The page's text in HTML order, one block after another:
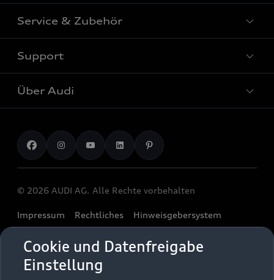
Cookie und Datenfreigabe
Einstellung
Modelle vergleichen
Elektromodelle
Plug-in-Hybride
Neuwagensuche
Gebrauchtwagensuche
Gebrauchtwagen
Geschäftskunden
Service & Zubehör
Saisonale Angebote
Audi Services
Garantie
Audi digital services
myAudi
Support
Kundenservice
Audi Code
Häufige Fragen (FAQ)
Audi Online Beratung
Online-Terminvereinbarung
Servicekontakt
Bordbuch & Bedienungsanleitungen
Über Audi
Unternehmen
Karriere
Datenschutz
Audi erleben
© 2026 AUDI AG. Alle Rechte vorbehalten
Impressum Rechtliches
Hinweisgebersystem
Cookie-Richtlinie
Barrierefreiheit
Digital Services Act